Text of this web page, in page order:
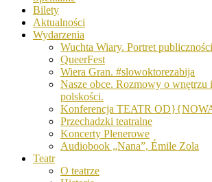
Bilety
Aktualności
Wydarzenia
Wuchta Wiary. Portret publiczności
QueerFest
Wiera Gran. #slowoktorezabija
Nasze obce. Rozmowy o wnętrzu
polskości.
Konferencja TEATR
Przechadzki teatralne
Koncerty Plenerowe
Audiobook „Nana”, Émile Zola
Teatr
O teatrze